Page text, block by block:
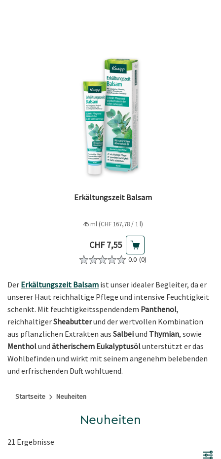
Erkältungszeit Balsam
45 ml (CHF 167,78 / 1 l)
Aktueller Preis
CHF 7,55
0.0 (0)
Der Erkältungszeit Balsam ist unser idealer Begleiter, da er
unserer Haut reichhaltige Pflege und intensive Feuchtigkeit
schenkt. Mit feuchtigkeitsspendendem Panthenol,
reichhaltigerSheabutterund der wertvollen Kombination
aus pflanzlichen Extrakten aus Salbeiund Thymian, sowie
Mentholund ätherischem Eukalyptusölunterstützt er das
Wohlbefinden und wirkt mit seinem angenehm belebenden
und erfrischenden Duft wohltuend.
Startseite Neuheiten
Neuheiten
21 Ergebnisse